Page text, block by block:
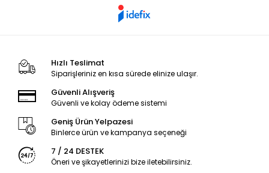
Hızlı Teslimat
Siparişleriniz en kısa sürede elinize ulaşır.
Güvenli Alışveriş
Güvenli ve kolay ödeme sistemi
Geniş Ürün Yelpazesi
Binlerce ürün ve kampanya seçeneği
7 / 24 DESTEK
Öneri ve şikayetlerinizi bize iletebilirsiniz.